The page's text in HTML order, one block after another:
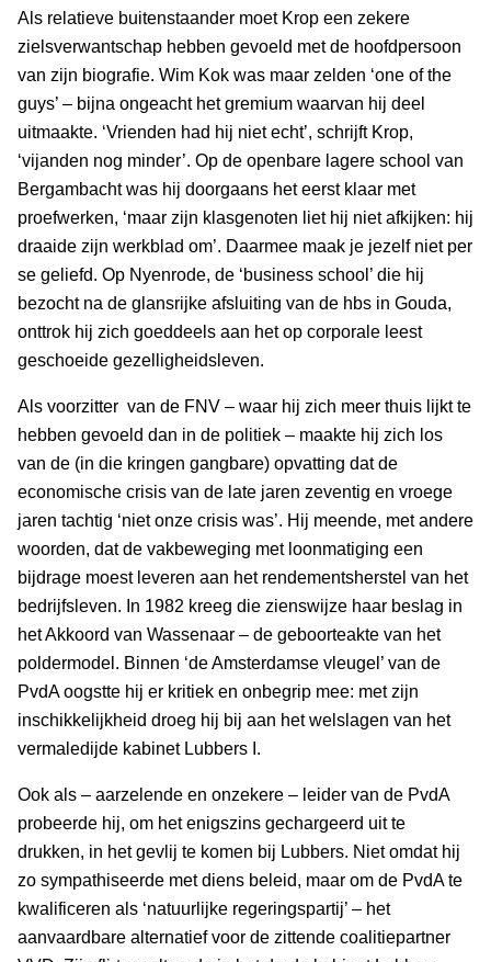
Als relatieve buitenstaander moet Krop een zekere
zielsverwantschap hebben gevoeld met de hoofdpersoon
van zijn biografie. Wim Kok was maar zelden ‘one of the
guys’ – bijna ongeacht het gremium waarvan hij deel
uitmaakte. ‘Vrienden had hij niet echt’, schrijft Krop,
‘vijanden nog minder’. Op de openbare lagere school van
Bergambacht was hij doorgaans het eerst klaar met
proefwerken, ‘maar zijn klasgenoten liet hij niet afkijken: hij
draaide zijn werkblad om’. Daarmee maak je jezelf niet per
se geliefd. Op Nyenrode, de ‘business school’ die hij
bezocht na de glansrijke afsluiting van de hbs in Gouda,
onttrok hij zich goeddeels aan het op corporale leest
geschoeide gezelligheidsleven.
Als voorzitter van de FNV – waar hij zich meer thuis lijkt te
hebben gevoeld dan in de politiek – maakte hij zich los
van de (in die kringen gangbare) opvatting dat de
economische crisis van de late jaren zeventig en vroege
jaren tachtig ‘niet onze crisis was’. Hij meende, met andere
woorden, dat de vakbeweging met loonmatiging een
bijdrage moest leveren aan het rendementsherstel van het
bedrijfsleven. In 1982 kreeg die zienswijze haar beslag in
het Akkoord van Wassenaar – de geboorteakte van het
poldermodel. Binnen ‘de Amsterdamse vleugel’ van de
PvdA oogstte hij er kritiek en onbegrip mee: met zijn
inschikkelijkheid droeg hij bij aan het welslagen van het
vermaledijde kabinet Lubbers I.
Ook als – aarzelende en onzekere – leider van de PvdA
probeerde hij, om het enigszins gechargeerd uit te
drukken, in het gevlij te komen bij Lubbers. Niet omdat hij
zo sympathiseerde met diens beleid, maar om de PvdA te
kwalificeren als ‘natuurlijke regeringspartij’ – het
aanvaardbare alternatief voor de zittende coalitiepartner